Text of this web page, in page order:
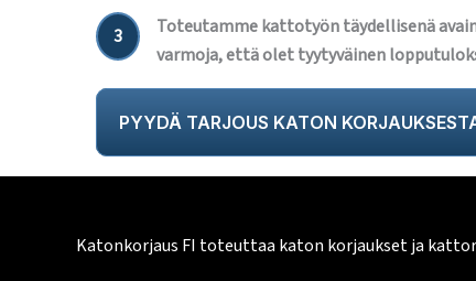
3
Toteutamme kattotyön täydellisenä
varmoja, että olet tyytyväinen
PYYDÄ TARJOUS KATON
Katonkorjaus FI toteuttaa katon korjaukset ja